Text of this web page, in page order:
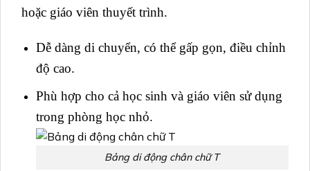
hoặc giáo viên thuyết trình.
Dễ dàng di chuyển, có thể gấp gọn, điều chỉnh
độ cao.
Phù hợp cho cả học sinh và giáo viên sử dụng
trong phòng học nhỏ.
Bảng di động chân chữ T